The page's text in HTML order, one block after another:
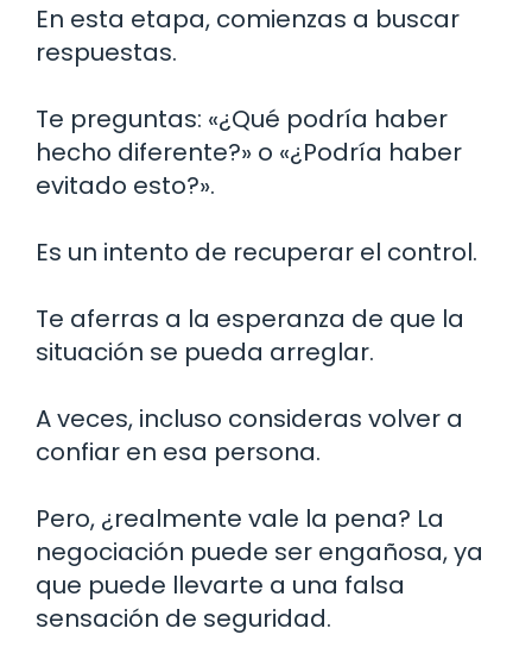
En esta etapa, comienzas a buscar
respuestas.
Te preguntas: «¿Qué podría haber
hecho diferente?» o «¿Podría haber
evitado esto?».
Es un intento de recuperar el control.
Te aferras a la esperanza de que la
situación se pueda arreglar.
A veces, incluso consideras volver a
confiar en esa persona.
Pero, ¿realmente vale la pena? La
negociación puede ser engañosa, ya
que puede llevarte a una falsa
sensación de seguridad.